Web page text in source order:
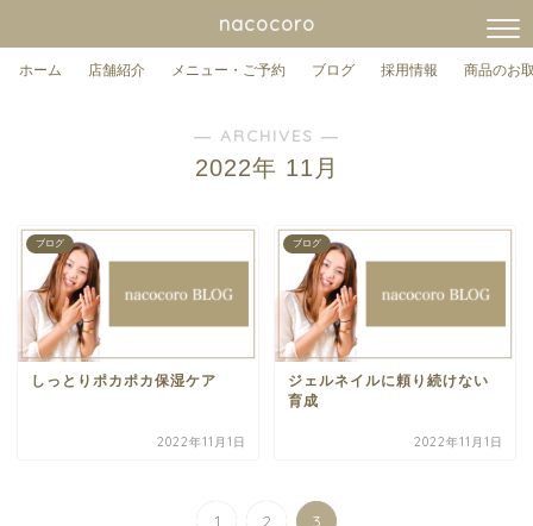
nacocoro
ホーム 店舗紹介 メニュー・ご予約 ブログ 採用情報 商品のお
― ARCHIVES ―
2022年 11月
ブログ
しっとりポカポカ保湿ケア
2022年11月1日
ブログ
ジェルネイルに頼り続けない
育成
2022年11月1日
1 2 3